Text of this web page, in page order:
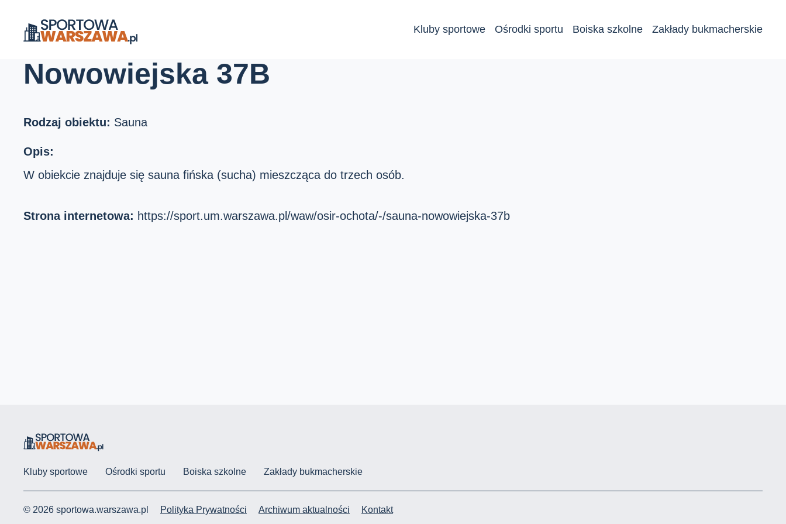
Kluby sportowe Ośrodki sportu Boiska szkolne Zakłady bukmacherskie
Strona główna Ośrodki sportu
Nowowiejska 37B
Rodzaj obiektu: Sauna
Opis:
W obiekcie znajduje się sauna fińska (sucha) mieszcząca do trzech osób.
Strona internetowa: https://sport.um.warszawa.pl/waw/osir-ochota/-/sauna-nowowiejska-37b
Kluby sportowe Ośrodki sportu Boiska szkolne Zakłady bukmacherskie
© 2026 sportowa.warszawa.pl Polityka Prywatności Archiwum aktualności Kontakt